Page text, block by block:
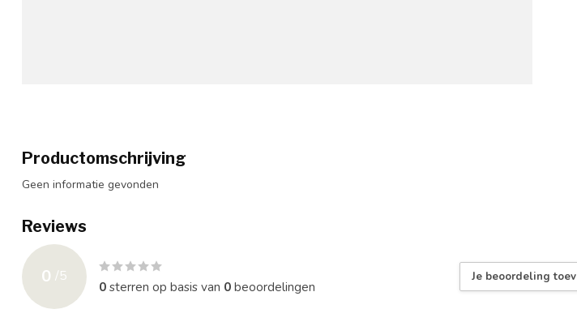
Productomschrijving
Geen informatie gevonden
Reviews
0 /5
0sterren op basis van 0beoordelingen
Je beoordeling